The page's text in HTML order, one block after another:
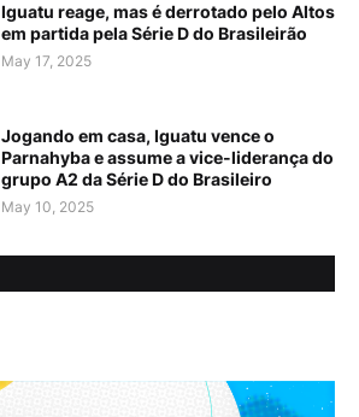
Iguatu reage, mas é derrotado pelo Altos
em partida pela Série D do Brasileirão
May 17, 2025
Jogando em casa, Iguatu vence o
Parnahyba e assume a vice-liderança do
grupo A2 da Série D do Brasileiro
May 10, 2025